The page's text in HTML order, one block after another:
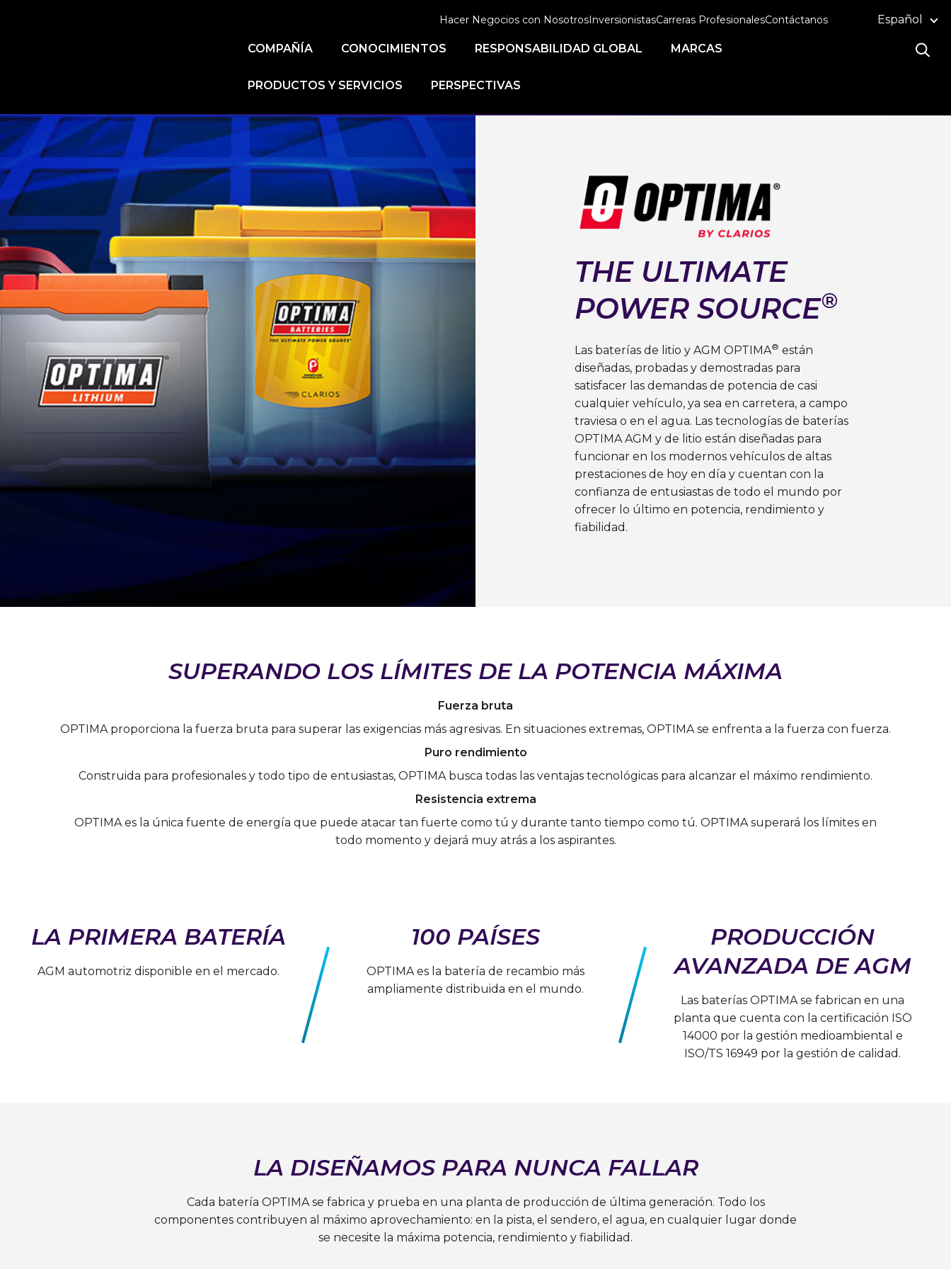
Hacer Negocios con NosotrosInversionistasCarreras ProfesionalesContáctanos Español
COMPAÑÍA CONOCIMIENTOS RESPONSABILIDAD GLOBAL MARCAS
PRODUCTOS Y SERVICIOS PERSPECTIVAS
THE ULTIMATE
POWER SOURCE®
Las baterías de litio y AGM OPTIMA® están
diseñadas, probadas y demostradas para
satisfacer las demandas de potencia de casi
cualquier vehículo, ya sea en carretera, a campo
traviesa o en el agua. Las tecnologías de baterías
OPTIMA AGM y de litio están diseñadas para
funcionar en los modernos vehículos de altas
prestaciones de hoy en día y cuentan con la
confianza de entusiastas de todo el mundo por
ofrecer lo último en potencia, rendimiento y
fiabilidad.
SUPERANDO LOS LÍMITES DE LA POTENCIA MÁXIMA
Fuerza bruta
OPTIMA proporciona la fuerza bruta para superar las exigencias más agresivas. En situaciones extremas, OPTIMA se enfrenta a la fuerza con fuerza.
Puro rendimiento
Construida para profesionales y todo tipo de entusiastas, OPTIMA busca todas las ventajas tecnológicas para alcanzar el máximo rendimiento.
Resistencia extrema
OPTIMA es la única fuente de energía que puede atacar tan fuerte como tú y durante tanto tiempo como tú. OPTIMA superará los límites en
todo momento y dejará muy atrás a los aspirantes.
LA PRIMERA BATERÍA
AGM automotriz disponible en el mercado.
100 PAÍSES
OPTIMA es la batería de recambio más
ampliamente distribuida en el mundo.
PRODUCCIÓN
AVANZADA DE AGM
Las baterías OPTIMA se fabrican en una
planta que cuenta con la certificación ISO
14000 por la gestión medioambiental e
ISO/TS 16949 por la gestión de calidad.
LA DISEÑAMOS PARA NUNCA FALLAR
Cada batería OPTIMA se fabrica y prueba en una planta de producción de última generación. Todo los
componentes contribuyen al máximo aprovechamiento: en la pista, el sendero, el agua, en cualquier lugar donde
se necesite la máxima potencia, rendimiento y fiabilidad.